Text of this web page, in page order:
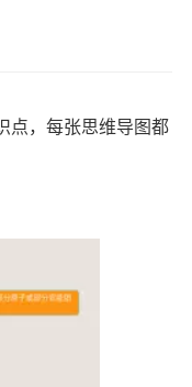
点，每张思维导图都